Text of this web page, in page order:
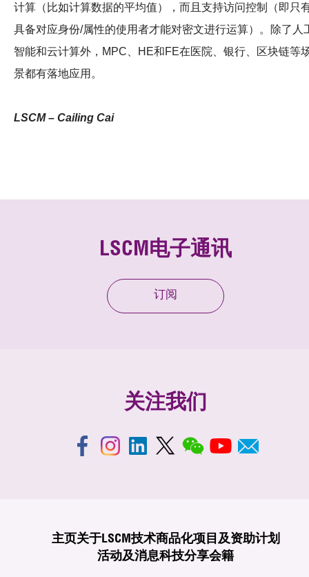
计算（比如计算数据的平均值），而且支持访问控制（即只
具备对应身份/属性的使用者才能对密文进行运算）。除了人
智能和云计算外，MPC、HE和FE在医院、银行、区块链等
景都有落地应用。
LSCM – Cailing Cai
LSCM电子通讯
订阅
关注我们
主页关于LSCM技术商品化项目及资助计划
活动及消息科技分享会籍